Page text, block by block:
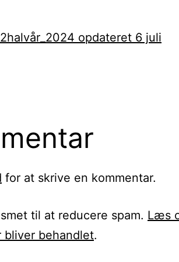
opdateret 6 juli
for at skrive en kommentar.
til at reducere spam. Læs
bliver behandlet.